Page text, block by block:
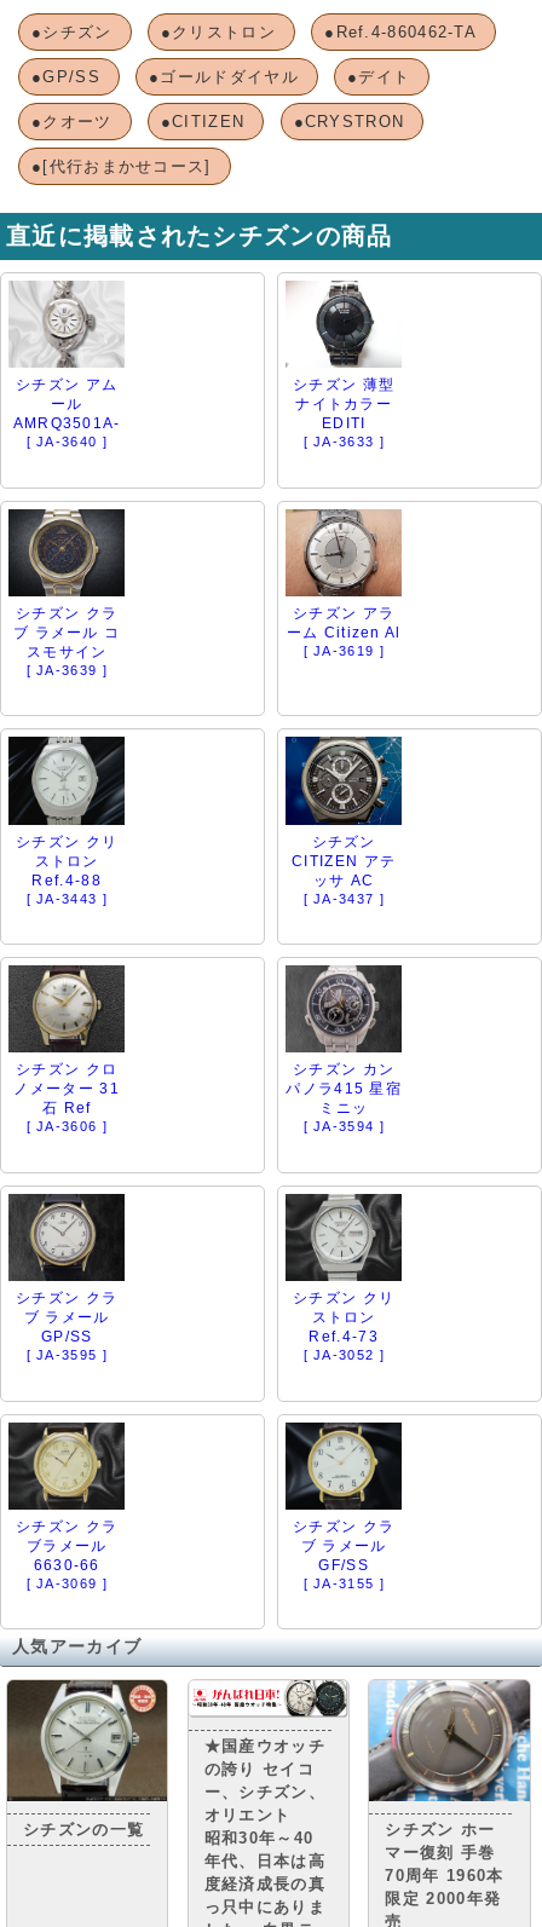
●シチズン ●クリストロン ●Ref.4-860462-TA
●GP/SS ●ゴールドダイヤル ●デイト
●クオーツ ●CITIZEN ●CRYSTRON
●[代行おまかせコース]
直近に掲載されたシチズンの商品
シチズン アム
ール
AMRQ3501A-
[ JA-3640 ]
シチズン 薄型
ナイトカラー
EDITI
[ JA-3633 ]
シチズン クラ
ブ ラメール コ
スモサイン
[ JA-3639 ]
シチズン アラ
ーム Citizen Al
[ JA-3619 ]
シチズン クリ
ストロン
Ref.4-88
[ JA-3443 ]
シチズン
CITIZEN アテ
ッサ AC
[ JA-3437 ]
シチズン クロ
ノメーター 31
石 Ref
[ JA-3606 ]
シチズン カン
パノラ415 星宿
ミニッ
[ JA-3594 ]
シチズン クラ
ブ ラメール
GP/SS
[ JA-3595 ]
シチズン クリ
ストロン
Ref.4-73
[ JA-3052 ]
シチズン クラ
ブラメール
6630-66
[ JA-3069 ]
シチズン クラ
ブ ラメール
GF/SS
[ JA-3155 ]
人気アーカイブ
シチズンの一覧
★国産ウオッチ
の誇り セイコ
ー、シチズン、
オリエント
昭和30年～40
年代、日本は高
度経済成長の真
っ只中にありま
シチズン ホー
マー復刻 手巻
70周年 1960本
限定 2000年発
売